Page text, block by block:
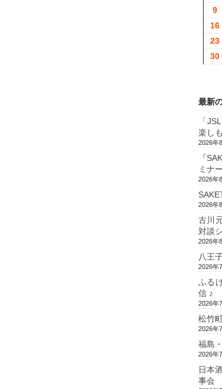
9
16
23
30
最新
「
楽し
2026年
『
ミナー
2026年
2026年
古川
対談
2026年
八王
2026年
ふる
信 ♪
2026年
松竹
2026年
福島
2026年
日本
事会